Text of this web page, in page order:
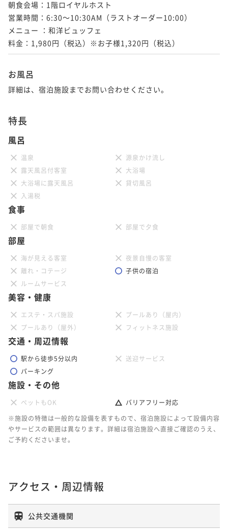
朝食会場：1階ロイヤルホスト
営業時間：6:30～10:30AM（ラストオーダー10:00）
メニュー ：和洋ビュッフェ
料金：1,980円（税込）※お子様1,320円（税込）
お風呂
詳細は、宿泊施設までお問い合わせください。
特長
風呂
温泉
源泉かけ流し
露天風呂付客室
大浴場
大浴場に露天風呂
貸切風呂
入湯税
食事
部屋で朝食 部屋で夕食
部屋
海が見える客室
夜景自慢の客室
離れ・コテージ
子供の宿泊
ルームサービス
美容・健康
エステ・スパ施設
プールあり（屋内）
プールあり（屋外）
フィットネス施設
交通・周辺情報
駅から徒歩5分以内
送迎サービス
パーキング
施設・その他
ペットもOK
バリアフリー対応
※施設の特徴は一般的な設備を表すもので、宿泊施設によって設備内容
やサービスの範囲は異なります。詳細は宿泊施設へ直接ご確認のうえ、
ご予約くださいませ。
アクセス・周辺情報
公共交通機関